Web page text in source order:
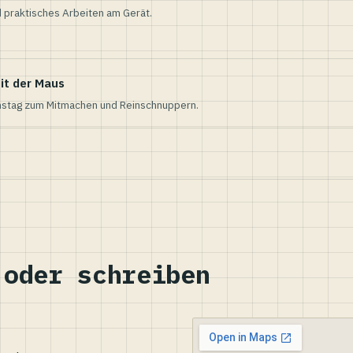
praktisches Arbeiten am Gerät.
der Maus
zum Mitmachen und Reinschnuppern.
oder schreiben